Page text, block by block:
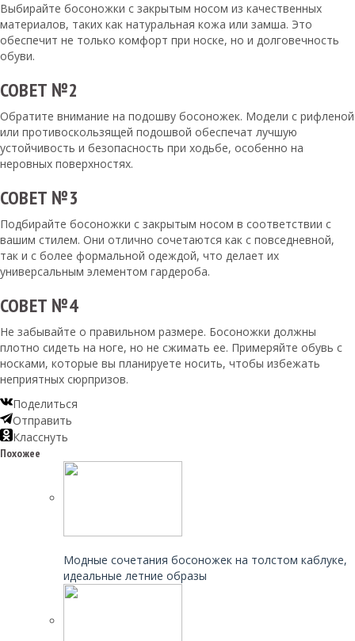
Выбирайте босоножки с закрытым носом из качественных
материалов, таких как натуральная кожа или замша. Это
обеспечит не только комфорт при носке, но и долговечность
обуви.
СОВЕТ №2
Обратите внимание на подошву босоножек. Модели с рифленой
или противоскользящей подошвой обеспечат лучшую
устойчивость и безопасность при ходьбе, особенно на
неровных поверхностях.
СОВЕТ №3
Подбирайте босоножки с закрытым носом в соответствии с
вашим стилем. Они отлично сочетаются как с повседневной,
так и с более формальной одеждой, что делает их
универсальным элементом гардероба.
СОВЕТ №4
Не забывайте о правильном размере. Босоножки должны
плотно сидеть на ноге, но не сжимать ее. Примеряйте обувь с
носками, которые вы планируете носить, чтобы избежать
неприятных сюрпризов.
Поделиться
Отправить
Класснуть
Похожее
Модные сочетания босоножек на толстом каблуке,
идеальные летние образы